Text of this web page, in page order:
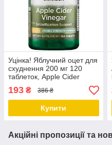
Уцінка! Яблучний оцет для
схуднення 200 мг 120
таблеток, Apple Cider
Vinegar, Swanson
193 ₴ 386 ₴
Купити
Акційні пропозиції та